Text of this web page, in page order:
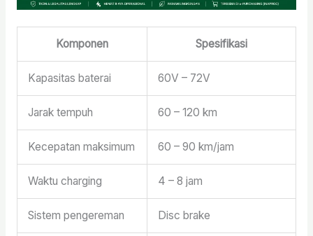
Komponen Spesifikasi
Kapasitas baterai 60V – 72V
Jarak tempuh 60 – 120 km
Kecepatan maksimum 60 – 90 km/jam
Waktu charging 4 – 8 jam
Sistem pengereman Disc brake